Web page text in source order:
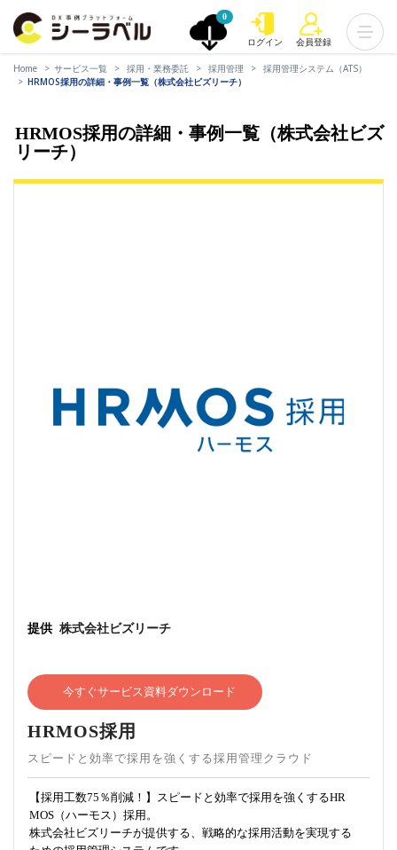
0
ログイン 会員登録
Home サービス一覧 採用・業務委託 採用管理
採用管理システム（ATS）
HRMOS採用の詳細・事例一覧（株式会社ビズリーチ）
HRMOS採用の詳細・事例一覧（株式会社ビズ
リーチ）
提供 株式会社ビズリーチ
今すぐサービス資料ダウンロード
HRMOS採用
スピードと効率で採用を強くする採用管理クラウド
【採用工数75％削減！】スピードと効率で採用を強くするHR
MOS（ハーモス）採用。
株式会社ビズリーチが提供する、戦略的な採用活動を実現する